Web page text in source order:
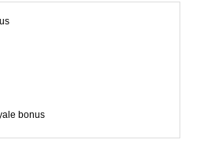
bonus